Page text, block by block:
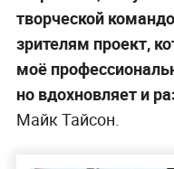
творческой
зрителям проект,
моё
но вдохновляет и
Майк Тайсон.